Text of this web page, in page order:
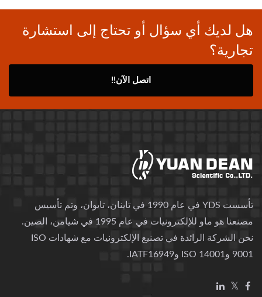
هل لديك أي سؤال أو تحتاج إلى استشارة
تجارية؟
اتصل الآن!!
تأسست YDS في عام 1990 في تاينان، تايوان، وتم تأسيس
مصنعنا هو ماو للإلكترونيات في عام 1995 في شيامن، الصين.
نحن الشركة الرائدة في تصنيع الإلكترونيات مع شهادات ISO
9001 وISO 14001 وIATF16949.